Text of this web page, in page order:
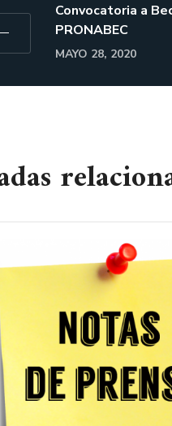
Convocatoria a
PRONABEC
MAYO 28, 2020